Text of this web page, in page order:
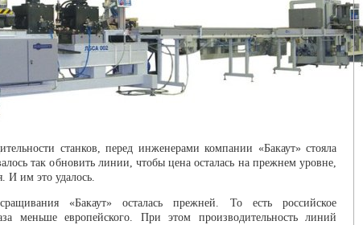
станков, перед инженерами компании «Бакаут» стояла
так обновить линии, чтобы цена осталась на прежнем уровне,
И им это удалось.
«Бакаут» осталась прежней. То есть российское
меньше европейского. При этом производительность линий